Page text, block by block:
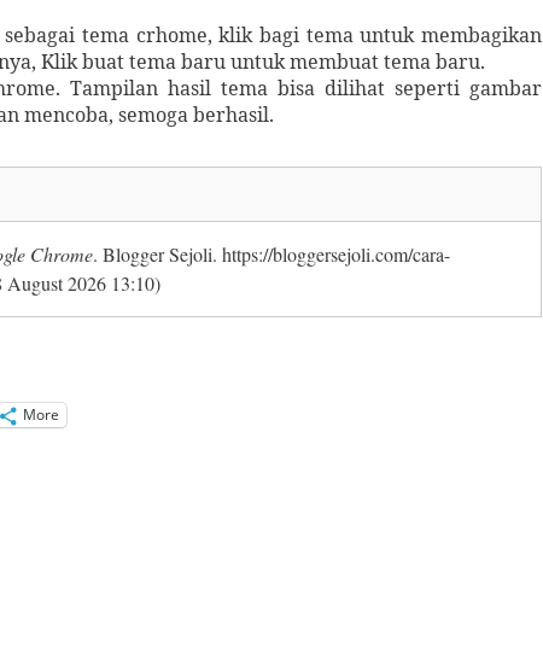
tema crhome, klik bagi tema untuk membagikan
Klik buat tema baru untuk membuat tema baru.
Tampilan hasil tema bisa dilihat seperti gambar
mencoba, semoga berhasil.
Chrome. Blogger Sejoli. https://bloggersejoli.com/cara-
August 2026 13:10)
More